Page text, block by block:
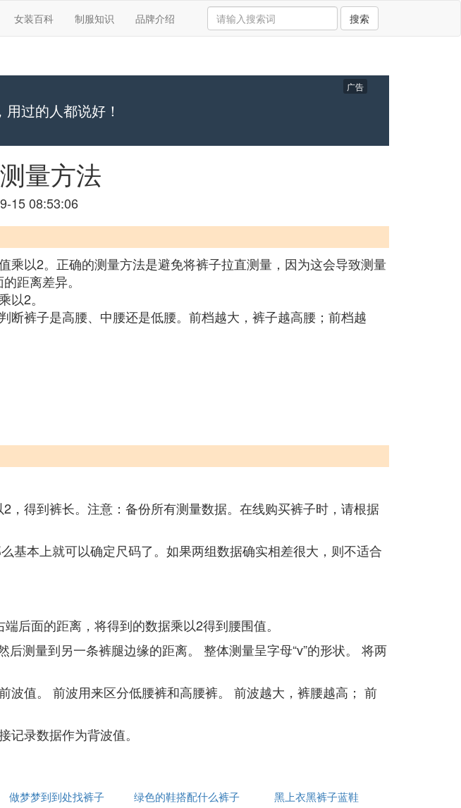
女装百科 制服知识 品牌介绍 搜索
过的人都说好！
广告
量方法
15 08:53:06
以2。正确的测量方法是避免将裤子拉直测量，因为这会导致测量
距离差异。
2。
裤子是高腰、中腰还是低腰。前档越大，裤子越高腰；前档越
得到裤长。注意：备份所有测量数据。在线购买裤子时，请根据
基本上就可以确定尺码了。如果两组数据确实相差很大，则不适合
后面的距离，将得到的数据乘以2得到腰围值。
测量到另一条裤腿边缘的距离。 整体测量呈字母“v”的形状。 将两
值。 前波用来区分低腰裤和高腰裤。 前波越大，裤腰越高； 前
录数据作为背波值。
做梦梦到到处找裤子
绿色的鞋搭配什么裤子
黑上衣黑裤子蓝鞋